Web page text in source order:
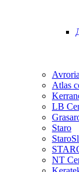
Avroria
Atlas
LB
Staro
NT